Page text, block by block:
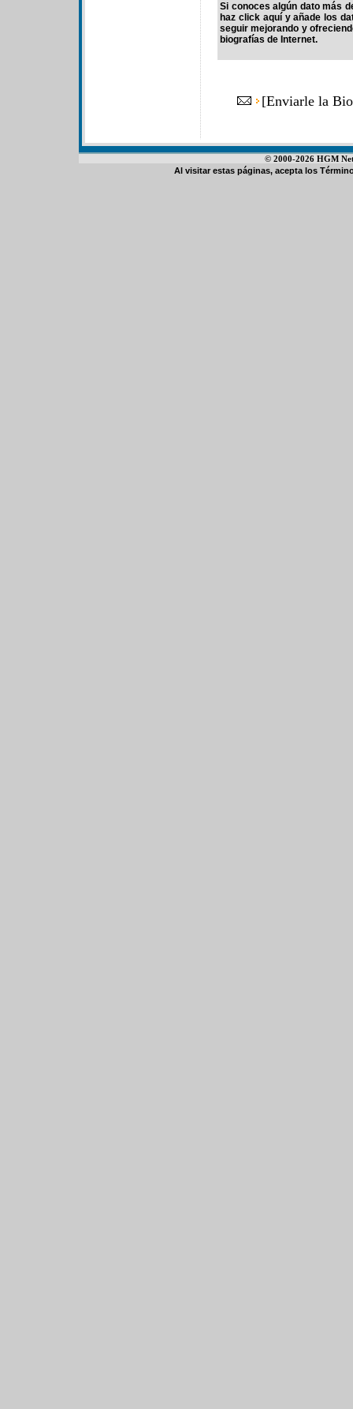
Si conoces algún dato más
haz click aquí y añade los
seguir mejorando y
biografías de Internet.
[Enviarle la
© 2000-2026 HGM
Al visitar estas páginas, acepta los